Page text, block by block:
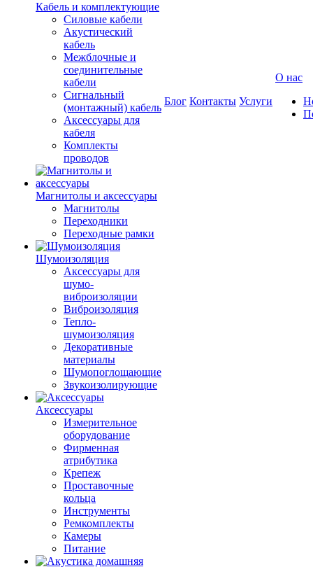
Кабель и комплектующие
Силовые кабели
Акустический
кабель
Межблочные и
соединительные
кабели
Сигнальный
(монтажный) кабель
Аксессуары для
кабеля
Комплекты
проводов
Магнитолы и аксессуары
Магнитолы
Переходники
Переходные рамки
Шумоизоляция
Аксессуары для
шумо-
виброизоляции
Виброизоляция
Тепло-
шумоизоляция
Декоративные
материалы
Шумопоглощающие
Звукоизолирующие
Аксессуары
Измерительное
оборудование
Фирменная
атрибутика
Крепеж
Проставочные
кольца
Инструменты
Ремкомплекты
Камеры
Питание
Блог Контакты Услуги
О нас